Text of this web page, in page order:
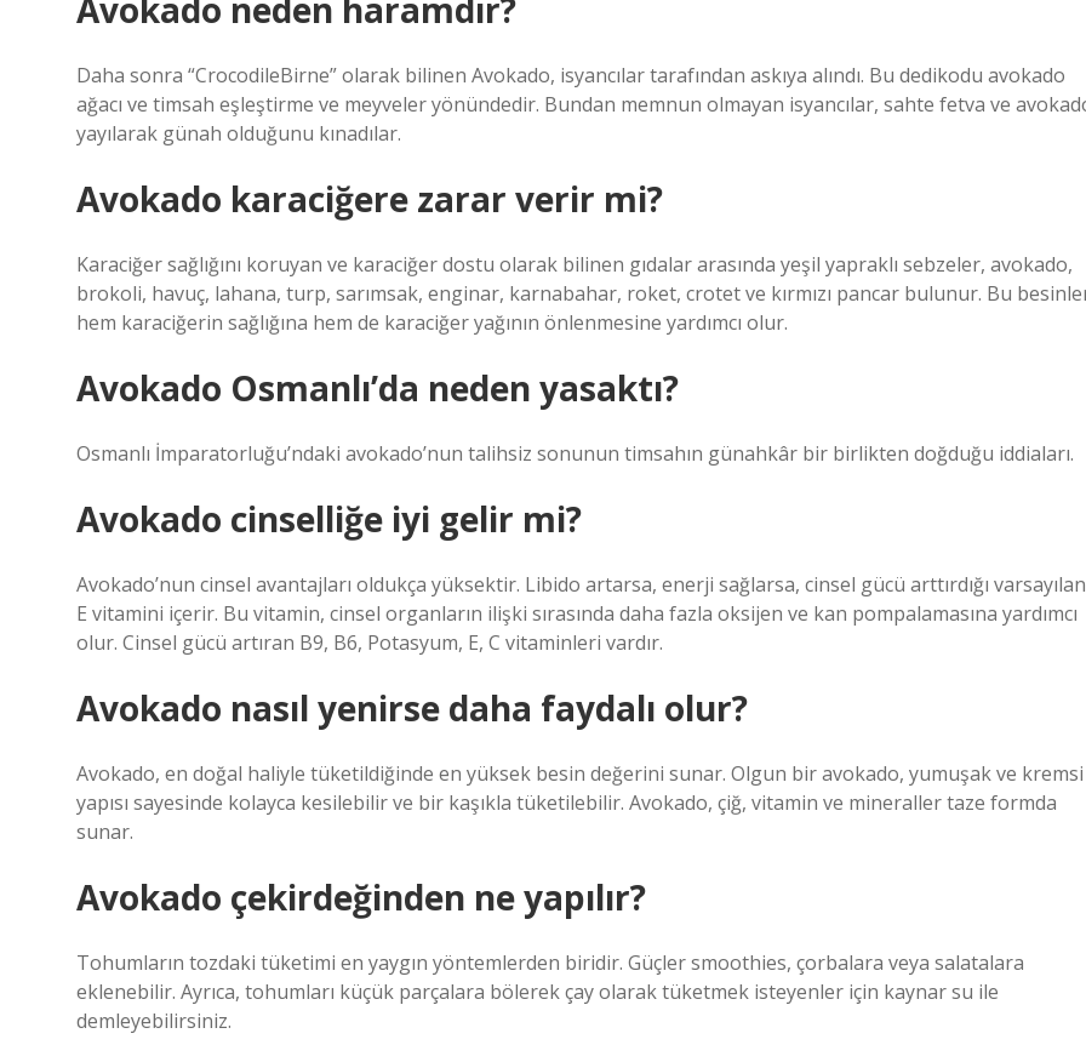
Avokado neden haramdır?
Daha sonra “CrocodileBirne” olarak bilinen Avokado, isyancılar tarafından askıya alındı. Bu dedikodu avokado
ağacı ve timsah eşleştirme ve meyveler yönündedir. Bundan memnun olmayan isyancılar, sahte fetva ve
yayılarak günah olduğunu kınadılar.
Avokado karaciğere zarar verir mi?
Karaciğer sağlığını koruyan ve karaciğer dostu olarak bilinen gıdalar arasında yeşil yapraklı sebzeler, avokado,
brokoli, havuç, lahana, turp, sarımsak, enginar, karnabahar, roket, crotet ve kırmızı pancar bulunur. Bu
hem karaciğerin sağlığına hem de karaciğer yağının önlenmesine yardımcı olur.
Avokado Osmanlı’da neden yasaktı?
Osmanlı İmparatorluğu’ndaki avokado’nun talihsiz sonunun timsahın günahkâr bir birlikten doğduğu iddiaları.
Avokado cinselliğe iyi gelir mi?
Avokado’nun cinsel avantajları oldukça yüksektir. Libido artarsa, enerji sağlarsa, cinsel gücü arttırdığı varsayılan
E vitamini içerir. Bu vitamin, cinsel organların ilişki sırasında daha fazla oksijen ve kan pompalamasına yardımcı
olur. Cinsel gücü artıran B9, B6, Potasyum, E, C vitaminleri vardır.
Avokado nasıl yenirse daha faydalı olur?
Avokado, en doğal haliyle tüketildiğinde en yüksek besin değerini sunar. Olgun bir avokado, yumuşak ve kremsi
yapısı sayesinde kolayca kesilebilir ve bir kaşıkla tüketilebilir. Avokado, çiğ, vitamin ve mineraller taze formda
sunar.
Avokado çekirdeğinden ne yapılır?
Tohumların tozdaki tüketimi en yaygın yöntemlerden biridir. Güçler smoothies, çorbalara veya salatalara
eklenebilir. Ayrıca, tohumları küçük parçalara bölerek çay olarak tüketmek isteyenler için kaynar su ile
demleyebilirsiniz.